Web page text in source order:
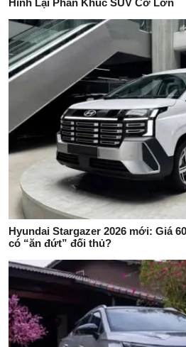
Hyundai Stargazer 2026 mới: Giá
có “ăn đứt” đối thủ?